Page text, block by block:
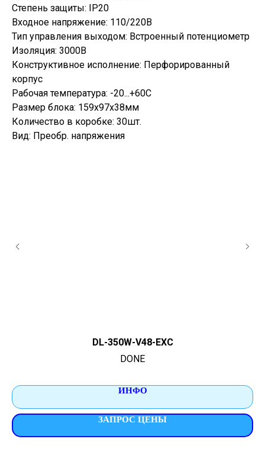
Степень защиты: IP20
Входное напряжение: 110/220В
Тип управления выходом: Встроенный потенциометр
Изоляция: 3000В
Конструктивное исполнение: Перфорированный
корпус
Рабочая температура: -20...+60С
Размер блока: 159х97х38мм
Количество в коробке: 30шт.
Вид: Преобр. напряжения
DL-350W-V48-EXC
DONE
ИНФО
ЗАПРОС ЦЕНЫ